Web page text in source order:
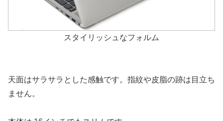
スタイリッシュなフォルム
天面はサラサラとした感触です。指紋や皮脂の跡は目立ち
ません。